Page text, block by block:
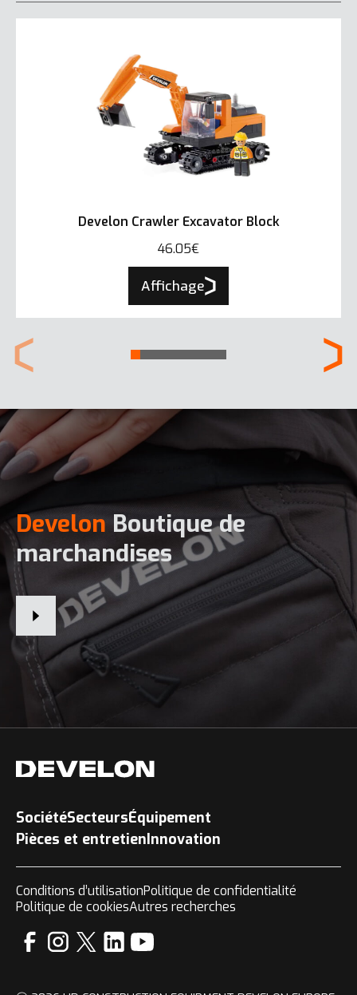
Develon Crawler Excavator Block
46.05€
Affichage
Develon Boutique de
marchandises
SociétéSecteursÉquipement
Pièces et entretienInnovation
Conditions d’utilisationPolitique de confidentialité
Politique de cookiesAutres recherches